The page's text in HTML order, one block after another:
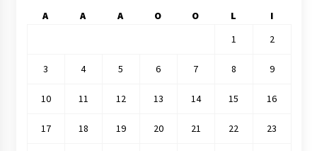
A A A O O L
I
1
2
3 4 5 6 7 8 9
10 11 12 13 14 15 16
17 18 19 20 21 22 23